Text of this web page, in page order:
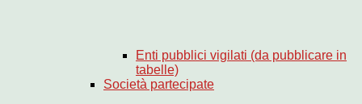
Enti pubblici vigilati (da pubblicare in
tabelle)
Società partecipate